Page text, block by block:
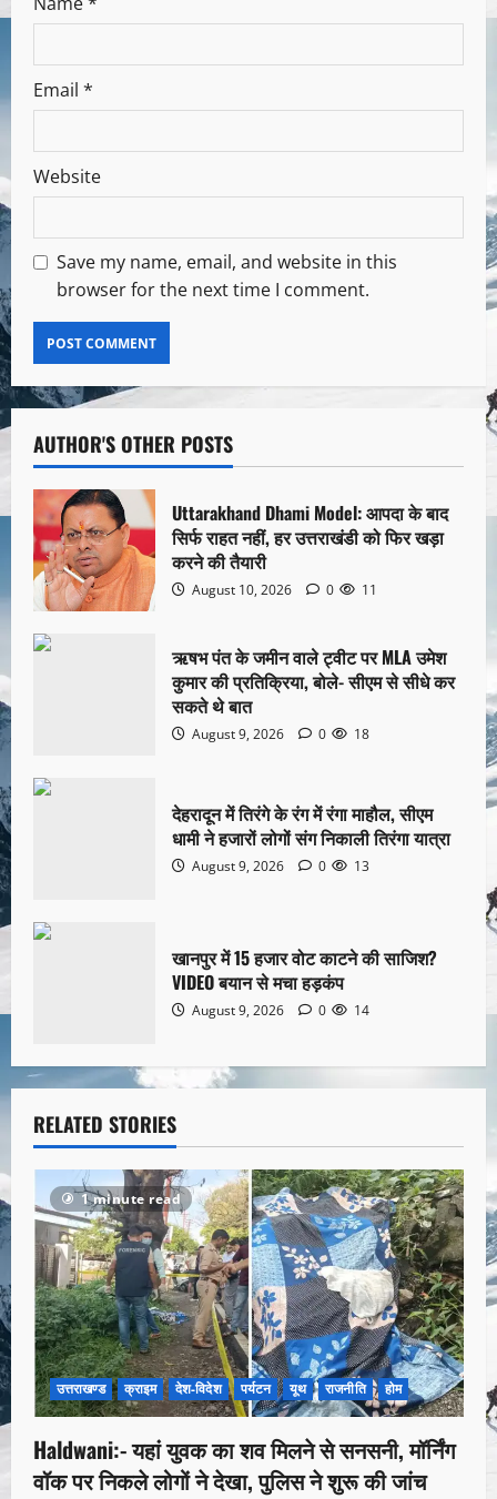
Email *
Website
Save my name, email, and website in this
browser for the next time I comment.
AUTHOR'S OTHER POSTS
Uttarakhand Dhami Model: आपदा के बाद
सिर्फ राहत नहीं, हर उत्तराखंडी को फिर खड़ा
करने की तैयारी
August 10, 2026 0 11
ऋषभ पंत के जमीन वाले ट्वीट पर MLA उमेश
कुमार की प्रतिक्रिया, बोले- सीएम से सीधे कर
सकते थे बात
August 9, 2026 0 18
देहरादून में तिरंगे के रंग में रंगा माहौल, सीएम
धामी ने हजारों लोगों संग निकाली तिरंगा यात्रा
August 9, 2026 0 13
खानपुर में 15 हजार वोट काटने की साजिश?
VIDEO बयान से मचा हड़कंप
August 9, 2026 0 14
RELATED STORIES
1 minute read
उत्तराखण्ड क्राइम देश-विदेश पर्यटन यूथ राजनीति होम
Haldwani:- यहां युवक का शव मिलने से सनसनी, मॉर्निंग
वॉक पर निकले लोगों ने देखा, पुलिस ने शुरू की जांच